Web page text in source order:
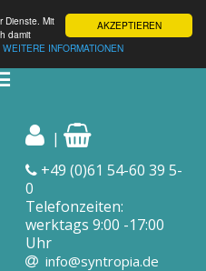
AKZEPTIEREN
Dienste. Mit
damit
WEITERE INFORMATIONEN
|
+49 (0)61 54-60 39 5-
0
Telefonzeiten:
werktags 9:00 -17:00
Uhr
info@syntropia.de